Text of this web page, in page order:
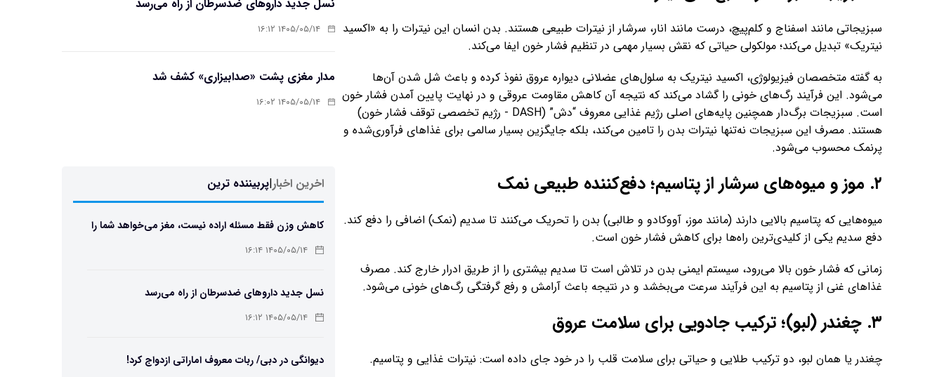
سبزیجاتی مانند اسفناج و کلم‌پیچ، درست مانند انار، سرشار از نیترات طبیعی هستند. بدن انسان این نیترات را به «اکسید
نیتریک» تبدیل می‌کند؛ مولکولی حیاتی که نقش بسیار مهمی در تنظیم فشار خون ایفا می‌کند.
به گفته متخصصان فیزیولوژی، اکسید نیتریک به سلول‌های عضلانی دیواره عروق نفوذ کرده و باعث شل شدن آن‌ها
می‌شود. این فرآیند رگ‌های خونی را گشاد می‌کند که نتیجه آن کاهش مقاومت عروقی و در نهایت پایین آمدن فشار خون
است. سبزیجات برگ‌دار همچنین پایه‌های اصلی رژیم غذایی معروف “دش” (DASH - رژیم تخصصی توقف فشار خون)
هستند. مصرف این سبزیجات نه‌تنها نیترات بدن را تامین می‌کند، بلکه جایگزین بسیار سالمی برای غذاهای فرآوری‌شده و
پرنمک محسوب می‌شود.
۲. موز و میوه‌های سرشار از پتاسیم؛ دفع‌کننده طبیعی نمک
میوه‌هایی که پتاسیم بالایی دارند (مانند موز، آووکادو و طالبی) بدن را تحریک می‌کنند تا سدیم (نمک) اضافی را دفع کند.
دفع سدیم یکی از کلیدی‌ترین راه‌ها برای کاهش فشار خون است.
زمانی که فشار خون بالا می‌رود، سیستم ایمنی بدن در تلاش است تا سدیم بیشتری را از طریق ادرار خارج کند. مصرف
غذاهای غنی از پتاسیم به این فرآیند سرعت می‌بخشد و در نتیجه باعث آرامش و رفع گرفتگی رگ‌های خونی می‌شود.
۳. چغندر (لبو)؛ ترکیب جادویی برای سلامت عروق
چغندر یا همان لبو، دو ترکیب طلایی و حیاتی برای سلامت قلب را در خود جای داده است: نیترات غذایی و پتاسیم.
نسل جدید داروهای ضدسرطان از راه می‌رسد
۱۴۰۵/۰۵/۱۴ ۱۶:۱۲
مدار مغزی پشت «صدابیزاری» کشف شد
۱۴۰۵/۰۵/۱۴ ۱۶:۰۲
اخرین اخبار|پربیننده ترین
کاهش وزن فقط مسئله اراده نیست، مغز می‌خواهد شما را
چاق نگه دارد
۱۴۰۵/۰۵/۱۴ ۱۶:۱۴
نسل جدید داروهای ضدسرطان از راه می‌رسد
۱۴۰۵/۰۵/۱۴ ۱۶:۱۲
دیوانگی در دبی/ ربات معروف اماراتی ازدواج کرد!